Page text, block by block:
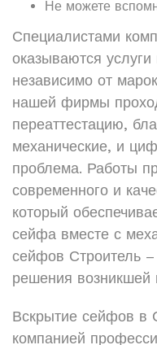
Не можете
Специалистами
оказываются
независимо от
нашей фирмы
переаттестацию,
механические, и
проблема. Работы
современного и
который
сейфа вместе с
сейфов Строитель
решения
Вскрытие сейфов в
компанией